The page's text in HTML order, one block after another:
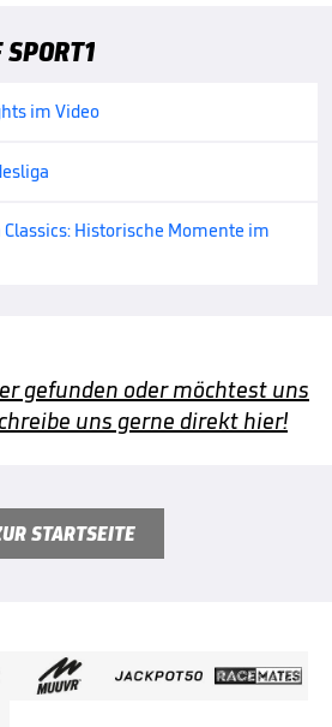
im Video
Classics: Historische Momente im
gefunden oder möchtest uns
uns gerne direkt hier!
STARTSEITE